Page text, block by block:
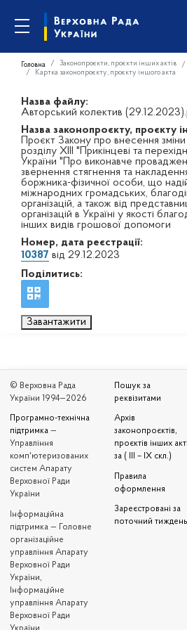
Головна Законопроєкти, проєкти інших актів
Картка законопроєкту, проєкту іншого акта
Назва файлу:
Авторський колектив
Назва законопроєкту, проєкту
Проєкт Закону про внесення
розділу XIII "Прикінцеві та
України "Про виконавче
звернення стягнення та
боржника-фізичної особи, що
міжнародних громадських,
організацій, а також від
організацій в Україні у якості
інших видів грошової допомоги
Номер, дата реєстрації:
10387 від 29.12.2023
Поділитись:
Завантажити
© Верховна Рада
України 1994—2026
Програмно-технічна
підтримка —
Управління
комп'ютеризованих
систем Апарату
Верховної Ради
України
Iнформаційна
підтримка — Головне
організаційне
управління Апарату
Верховної Ради
України,
Інформаційне
управління Апарату
Верховної Ради
України
Пошук за
реквізитами
Архів
законопроєктів,
проєктів інших
за ( III – IX скл.)
Правила
оформлення
Зареєстровані за
поточний тиждень